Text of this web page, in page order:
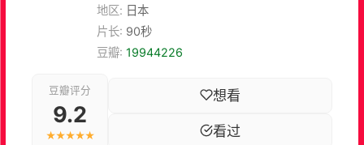
地区: 日本
片长: 90秒
豆瓣: 19944226
豆瓣评分
9.2
★★★★★
想看
看过